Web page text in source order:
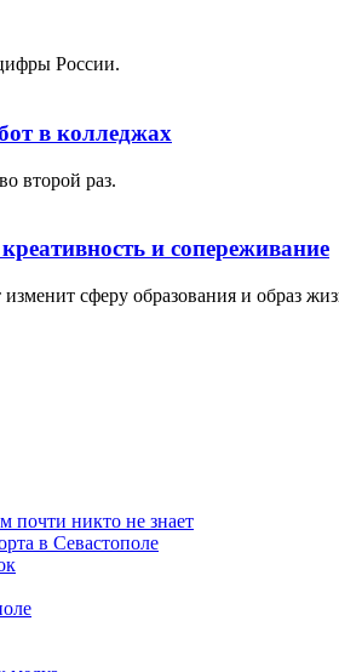
России.
в колледжах
второй раз.
и сопереживание
сферу образования и образ
почти никто не знает
в Севастополе